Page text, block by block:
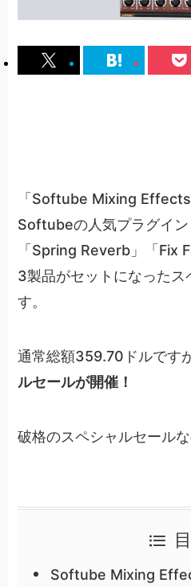
「Softube Mixing Effects
Softubeの人気プラグイン
「Spring Reverb」「Fix
3製品がセットになった
す。
通常総額359.70ドルですが
ルセールが開催！
破格のスペシャルセール
Softube Mixing